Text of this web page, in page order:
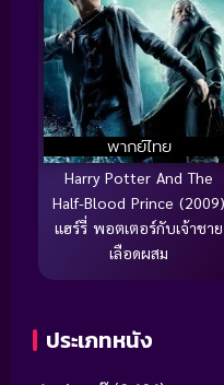
พากย์ไทย
Harry Potter And The
Half-Blood Prince (2009)
แฮร์รี่ พอตเตอร์กับเจ้าชาย
เลือดผสม
ประเภทหนัง